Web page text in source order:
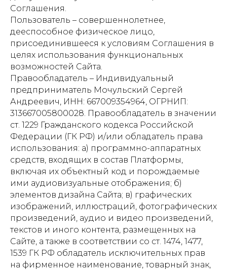
Соглашения.
Пользователь – совершеннолетнее,
дееспособное физическое лицо,
присоединившееся к условиям Соглашения в
целях использования функциональных
возможностей Сайта.
Правообладатель – Индивидуальный
предприниматель Мочульский Сергей
Андреевич, ИНН: 667009354964, ОГРНИП:
313667005800028. Правообладатель в значении
ст. 1229 Гражданского кодекса Российской
Федерации (ГК РФ) и/или обладатель права
использования: а) программно-аппаратных
средств, входящих в состав Платформы,
включая их объектный код и порождаемые
ими аудиовизуальные отображения; б)
элементов дизайна Сайта; в) графических
изображений, иллюстраций, фотографических
произведений, аудио и видео произведений,
текстов и иного контента, размещенных на
Сайте, а также в соответствии со ст. 1474, 1477,
1539 ГК РФ обладатель исключительных прав
на фирменное наименование, товарный знак,